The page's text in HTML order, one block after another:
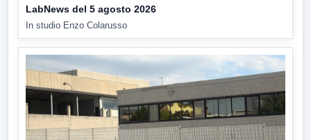
LabNews del 5 agosto 2026
In studio Enzo Colarusso